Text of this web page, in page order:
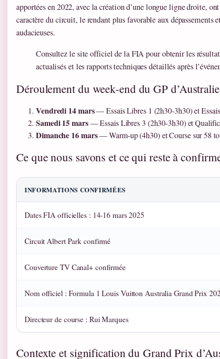
apportées en 2022, avec la création d’une longue ligne droite,
caractère du circuit, le rendant plus favorable aux dépassements
audacieuses.
Consultez le site officiel de la FIA pour obtenir les
actualisés et les rapports techniques détaillés après
Déroulement du week-end du GP
Vendredi 14 mars— Essais Libres 1 (2h30-3h30) et
Samedi 15 mars— Essais Libres 3 (2h30-3h30) et
Dimanche 16 mars— Warm-up (4h30) et Course sur 58
Ce que nous savons et ce qui reste à
INFORMATIONS CONFIRMÉES
Dates FIA officielles : 14-16 mars 2025
Circuit Albert Park confirmé
Couverture TV Canal+ confirmée
Nom officiel : Formula 1 Louis Vuitton Australia Grand Prix
Directeur de course : Rui Marques
Contexte et signification du Grand Prix